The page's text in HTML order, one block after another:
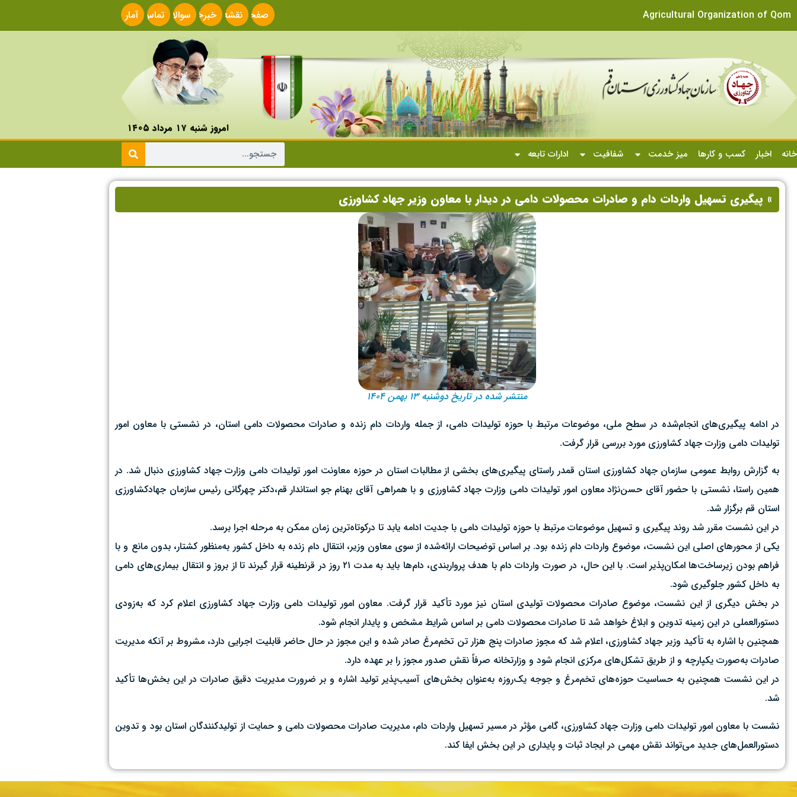
Agricultural Organization of Qom
صفحه
اصلی
نقشه
سایت
خبرخوانسوالات
متداول
تماس
با ما
آمار
سایت
امروز شنبه ۱۷ مرداد ۱۴۰۵
خانه
اخبار کسب و کارها میز خدمت شفافیت ادارات تابعه
» پیگیری تسهیل واردات دام و صادرات محصولات دامی در دیدار با معاون وزیر جهاد کشاورزی
منتشر شده در تاریخ دوشنبه ۱۳ بهمن ۱۴۰۴
در ادامه پیگیری‌های انجام‌شده در سطح ملی، موضوعات مرتبط با حوزه تولیدات دامی، از جمله واردات دام زنده و صادرات محصولات دامی استان، در نشستی با معاون امور
تولیدات دامی وزارت جهاد کشاورزی مورد بررسی قرار گرفت.
به گزارش روابط عمومی سازمان جهاد کشاورزی استان قمدر راستای پیگیری‌های بخشی از مطالبات استان در حوزه معاونت امور تولیدات دامی وزارت جهاد کشاورزی دنبال شد. در
همین راستا، نشستی با حضور آقای حسن‌نژاد معاون امور تولیدات دامی وزارت جهاد کشاورزی و با همراهی آقای بهنام جو استاندار قم،دکتر چهرگانی رئیس سازمان جهادکشاورزی
استان قم برگزار شد.
در این نشست مقرر شد روند پیگیری و تسهیل موضوعات مرتبط با حوزه تولیدات دامی با جدیت ادامه یابد تا درکوتاه‌ترین زمان ممکن به مرحله اجرا برسد.
یکی از محورهای اصلی این نشست، موضوع واردات دام زنده بود. بر اساس توضیحات ارائه‌شده از سوی معاون وزیر، انتقال دام زنده به داخل کشور به‌منظور کشتار، بدون مانع و با
فراهم بودن زیرساخت‌ها امکان‌پذیر است. با این حال، در صورت واردات دام با هدف پرواربندی، دام‌ها باید به مدت ۲۱ روز در قرنطینه قرار گیرند تا از بروز و انتقال بیماری‌های دامی
به داخل کشور جلوگیری شود.
در بخش دیگری از این نشست، موضوع صادرات محصولات تولیدی استان نیز مورد تأکید قرار گرفت. معاون امور تولیدات دامی وزارت جهاد کشاورزی اعلام کرد که به‌زودی
دستورالعملی در این زمینه تدوین و ابلاغ خواهد شد تا صادرات محصولات دامی بر اساس شرایط مشخص و پایدار انجام شود.
همچنین با اشاره به تأکید وزیر جهاد کشاورزی، اعلام شد که مجوز صادرات پنج هزار تن تخم‌مرغ صادر شده و این مجوز در حال حاضر قابلیت اجرایی دارد، مشروط بر آنکه مدیریت
صادرات به‌صورت یکپارچه و از طریق تشکل‌های مرکزی انجام شود و وزارتخانه صرفاً نقش صدور مجوز را بر عهده دارد.
در این نشست همچنین به حساسیت حوزه‌های تخم‌مرغ و جوجه یک‌روزه به‌عنوان بخش‌های آسیب‌پذیر تولید اشاره و بر ضرورت مدیریت دقیق صادرات در این بخش‌ها تأکید
شد.
نشست با معاون امور تولیدات دامی وزارت جهاد کشاورزی، گامی مؤثر در مسیر تسهیل واردات دام، مدیریت صادرات محصولات دامی و حمایت از تولیدکنندگان استان بود و تدوین
دستورالعمل‌های جدید می‌تواند نقش مهمی در ایجاد ثبات و پایداری در این بخش ایفا کند.